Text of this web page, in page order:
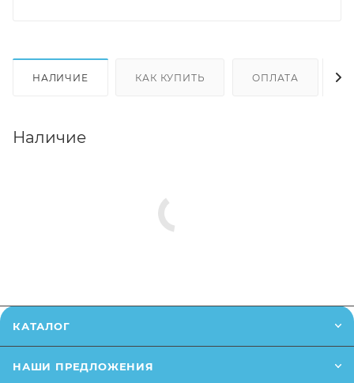
НАЛИЧИЕ КАК КУПИТЬ ОПЛАТА
Наличие
КАТАЛОГ
НАШИ ПРЕДЛОЖЕНИЯ